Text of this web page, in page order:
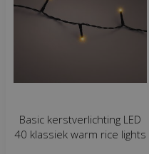
Basic kerstverlichting LED
40 klassiek warm rice lights